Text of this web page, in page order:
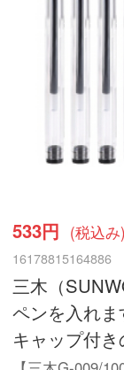
533円 (税込み)
16178815164886
三木（
ペンを入れ
キャップ付